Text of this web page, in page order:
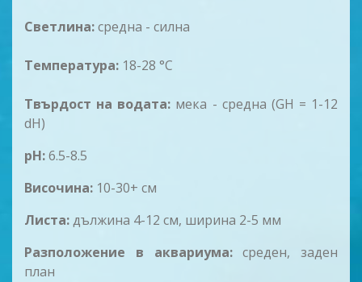
Светлина:средна - силна
Температура: 18-28 °C
Твърдост на водата: мека - средна (GH = 1-12
dH)
pH:6.5-8.5
Височина: 10-30+ см
Листа:дължина 4-12 см, ширина 2-5 мм
Разположение в аквариума:среден, заден
план